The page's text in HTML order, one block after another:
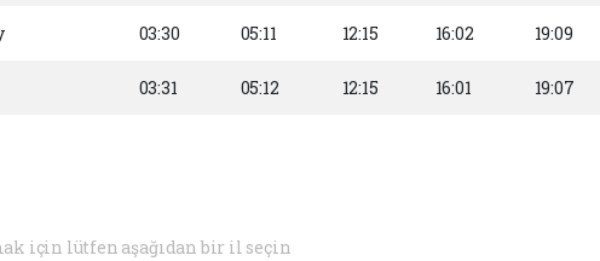
03:30 05:11 12:15 16:02 19:09
03:31 05:12 12:15 16:01 19:07
için lütfen aşağıdan bir il seçin